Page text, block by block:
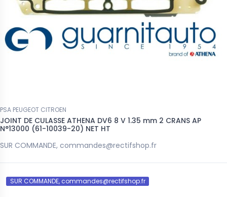
PSA PEUGEOT CITROEN
JOINT DE CULASSE ATHENA DV6 8 V 1.35 mm 2 CRANS AP
N°13000 (61-10039-20) NET HT
SUR COMMANDE, commandes@rectifshop.fr
SUR COMMANDE, commandes@rectifshop.fr